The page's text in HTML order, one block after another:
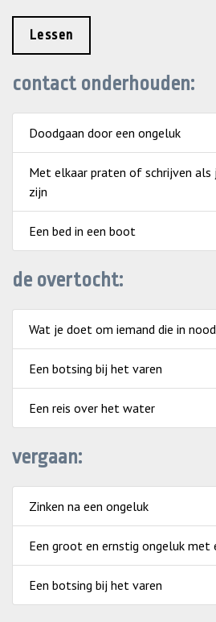
Lessen
contact onderhouden:
Doodgaan door een ongeluk
Met elkaar praten of schrijven
zijn
Een bed in een boot
de overtocht:
Wat je doet om iemand die in
Een botsing bij het varen
Een reis over het water
vergaan:
Zinken na een ongeluk
Een groot en ernstig ongeluk met
Een botsing bij het varen